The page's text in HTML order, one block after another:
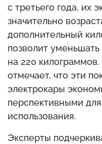
с третьего года, их
значительно
дополнительный
позволит
на 220
отмечает, что эти
электрокары
перспективными
использования.
Эксперты